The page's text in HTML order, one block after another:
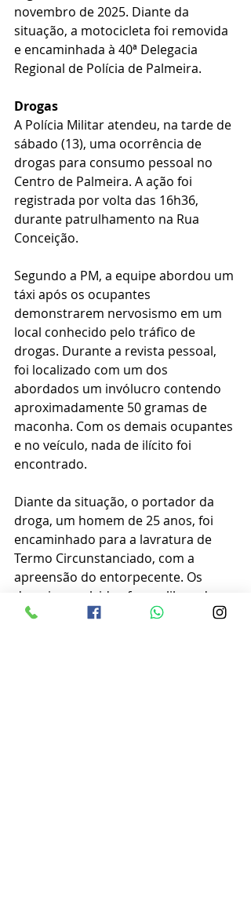
novembro de 2025. Diante da
situação, a motocicleta foi removida
e encaminhada à 40ª Delegacia
Regional de Polícia de Palmeira.
Drogas
A Polícia Militar atendeu, na tarde de
sábado (13), uma ocorrência de
drogas para consumo pessoal no
Centro de Palmeira. A ação foi
registrada por volta das 16h36,
durante patrulhamento na Rua
Conceição.
Segundo a PM, a equipe abordou um
táxi após os ocupantes
demonstrarem nervosismo em um
local conhecido pelo tráfico de
drogas. Durante a revista pessoal,
foi localizado com um dos
abordados um invólucro contendo
aproximadamente 50 gramas de
maconha. Com os demais ocupantes
e no veículo, nada de ilícito foi
encontrado.
Diante da situação, o portador da
droga, um homem de 25 anos, foi
encaminhado para a lavratura de
Termo Circunstanciado, com a
apreensão do entorpecente. Os
demais envolvidos foram liberados
no local.